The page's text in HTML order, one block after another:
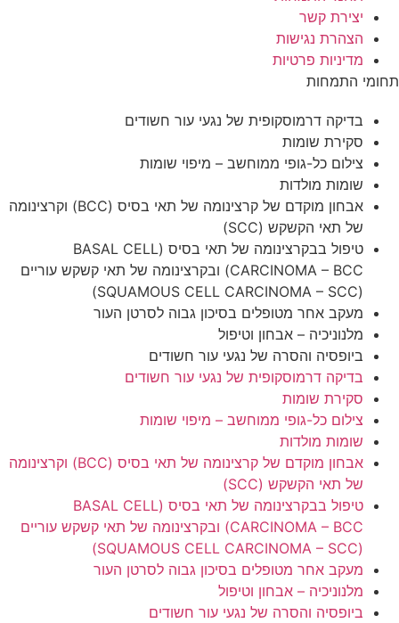
של נגעי עור חשודים
– מיפוי שומות
אבחון מוקדם של קרצינומה של תאי בסיס (BCC) וקרצינומה
טיפול בבקרצינומה של תאי בסיס (BASAL CELL
CARCINOMA – BCC) ובקרצינומה של תאי קשקש עוריים
בסיכון גבוה לסרטן העור
נגעי עור חשודים
של נגעי עור חשודים
– מיפוי שומות
אבחון מוקדם של קרצינומה של תאי בסיס (BCC) וקרצינומה
טיפול בבקרצינומה של תאי בסיס (BASAL CELL
CARCINOMA – BCC) ובקרצינומה של תאי קשקש עוריים
בסיכון גבוה לסרטן העור
נגעי עור חשודים